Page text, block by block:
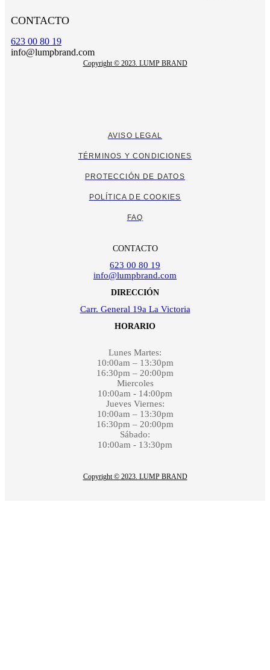
CONTACTO
623 00 80 19
info@lumpbrand.com
Copyright © 2023. LUMP BRAND
AVISO LEGAL
TÉRMINOS Y CONDICIONES
PROTECCIÓN DE DATOS
POLÍTICA DE COOKIES
FAQ
CONTACTO
623 00 80 19
info@lumpbrand.com
DIRECCIÓN
Carr. General 19a La Victoria
HORARIO
Lunes Martes:
10:00am – 13:30pm
16:30pm – 20:00pm
Miercoles
10:00am - 14:00pm
Jueves Viernes:
10:00am – 13:30pm
16:30pm – 20:00pm
Sábado:
10:00am - 13:30pm
Copyright © 2023. LUMP BRAND